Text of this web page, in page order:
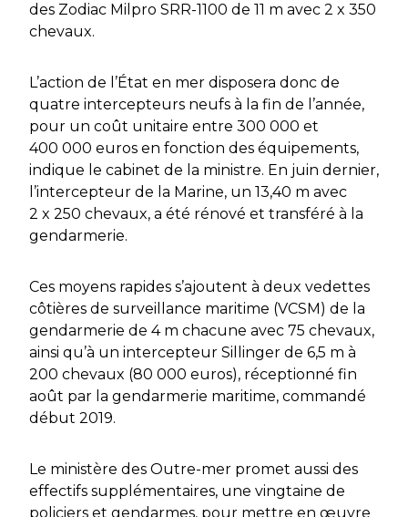
des Zodiac Milpro SRR-1100 de 11 m avec 2 x 350
chevaux.
L’action de l’État en mer disposera donc de
quatre intercepteurs neufs à la fin de l’année,
pour un coût unitaire entre 300 000 et
400 000 euros en fonction des équipements,
indique le cabinet de la ministre. En juin dernier,
l’intercepteur de la Marine, un 13,40 m avec
2 x 250 chevaux, a été rénové et transféré à la
gendarmerie.
Ces moyens rapides s’ajoutent à deux vedettes
côtières de surveillance maritime (VCSM) de la
gendarmerie de 4 m chacune avec 75 chevaux,
ainsi qu’à un intercepteur Sillinger de 6,5 m à
200 chevaux (80 000 euros), réceptionné fin
août par la gendarmerie maritime, commandé
début 2019.
Le ministère des Outre-mer promet aussi des
effectifs supplémentaires, une vingtaine de
policiers et gendarmes, pour mettre en œuvre